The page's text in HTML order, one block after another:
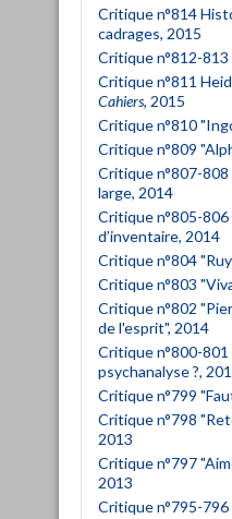
Critique n°814
cadrages, 2015
Critique n°812-
Critique n°811
Cahiers, 2015
Critique n°810
Critique n°809
Critique n°807-
large, 2014
Critique n°805-
d’inventaire, 2014
Critique n°804
Critique n°803
Critique n°802
de l'esprit", 2014
Critique n°800-
psychanalyse ?,
Critique n°799
Critique n°798
2013
Critique n°797
2013
Critique n°795-